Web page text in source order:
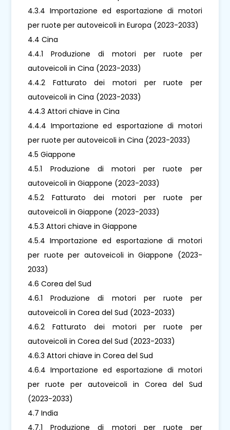
4.3.4 Importazione ed esportazione di motori
per ruote per autoveicoli in Europa (2023-2033)
4.4 Cina
4.4.1 Produzione di motori per ruote per
autoveicoli in Cina (2023-2033)
4.4.2 Fatturato dei motori per ruote per
autoveicoli in Cina (2023-2033)
4.4.3 Attori chiave in Cina
4.4.4 Importazione ed esportazione di motori
per ruote per autoveicoli in Cina (2023-2033)
4.5 Giappone
4.5.1 Produzione di motori per ruote per
autoveicoli in Giappone (2023-2033)
4.5.2 Fatturato dei motori per ruote per
autoveicoli in Giappone (2023-2033)
4.5.3 Attori chiave in Giappone
4.5.4 Importazione ed esportazione di motori
per ruote per autoveicoli in Giappone (2023-
2033)
4.6 Corea del Sud
4.6.1 Produzione di motori per ruote per
autoveicoli in Corea del Sud (2023-2033)
4.6.2 Fatturato dei motori per ruote per
autoveicoli in Corea del Sud (2023-2033)
4.6.3 Attori chiave in Corea del Sud
4.6.4 Importazione ed esportazione di motori
per ruote per autoveicoli in Corea del Sud
(2023-2033)
4.7 India
4.7.1 Produzione di motori per ruote per